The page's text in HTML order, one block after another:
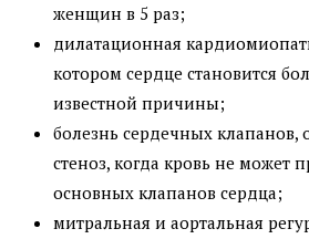
женщин в 5 раз;
дилатационная
котором сердце становится
известной причины;
болезнь сердечных клапанов,
стеноз, когда кровь не может
основных клапанов сердца;
митральная и аортальная